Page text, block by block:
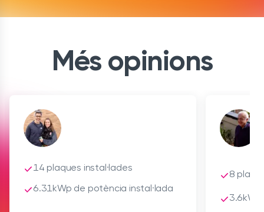
Més opinions
14 plaques instal·lades
6.31kWp de potència instal·lada
8